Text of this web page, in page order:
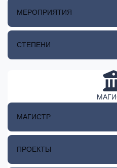
МЕРОПРИЯТИЯ
СТЕПЕНИ
МАГИСТР
ПРОЕКТЫ